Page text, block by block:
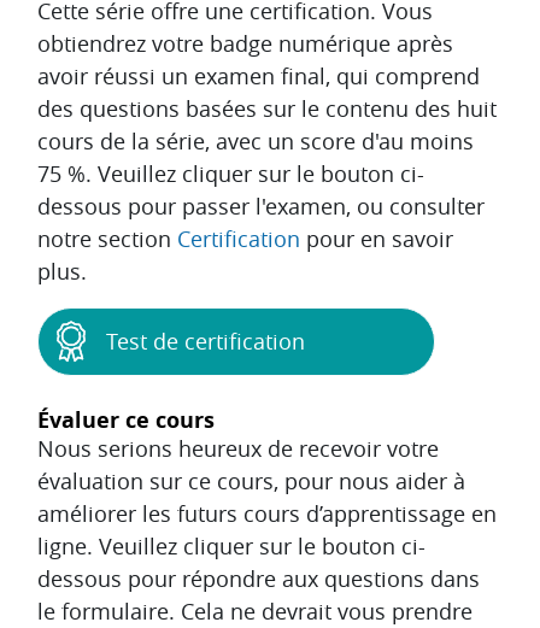
Cette série offre une certification. Vous
obtiendrez votre badge numérique après
avoir réussi un examen final, qui comprend
des questions basées sur le contenu des huit
cours de la série, avec un score d'au moins
75 %. Veuillez cliquer sur le bouton ci-
dessous pour passer l'examen, ou consulter
notre section Certification pour en savoir
plus.
Test de certification
Évaluer ce cours
Nous serions heureux de recevoir votre
évaluation sur ce cours, pour nous aider à
améliorer les futurs cours d’apprentissage en
ligne. Veuillez cliquer sur le bouton ci-
dessous pour répondre aux questions dans
le formulaire. Cela ne devrait vous prendre